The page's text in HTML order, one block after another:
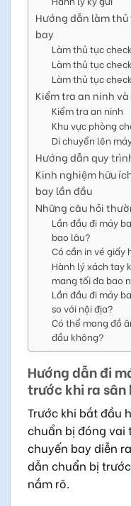
Hướng dẫn làm
bay
Làm thủ tục
Làm thủ tục
Làm thủ tục
Kiểm tra an ninh
Kiểm tra an ninh
Khu vực phòng
Di chuyển lên
Hướng dẫn quy
Kinh nghiệm hữu
bay lần đầu
Những câu hỏi
Lần đầu đi máy
bao lâu?
Có cần in vé giấy
Hành lý xách tay
mang tối đa bao
Lần đầu đi máy
so với nội địa?
Có thể mang đồ
đầu không?
Hướng dẫn đi
trước khi ra sân
Trước khi bắt đầu
chuẩn bị đóng vai
chuyến bay diễn
dẫn chuẩn bị
nắm rõ.